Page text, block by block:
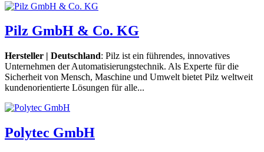
Pilz GmbH & Co. KG
Hersteller | Deutschland: Pilz ist ein führendes, innovatives
Unternehmen der Automatisierungstechnik. Als Experte für die
Sicherheit von Mensch, Maschine und Umwelt bietet Pilz weltweit
kundenorientierte Lösungen für alle...
Polytec GmbH